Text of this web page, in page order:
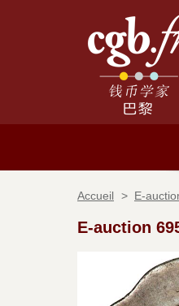
Accueil > E-
E-auction